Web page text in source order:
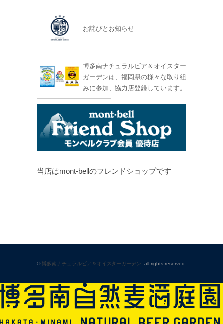
お詫びとお知らせ
博多南ナチュラルビア＆オイスター
ガーデンは、福岡県の様々な取り組
みに参加、協力店登録しています。
当店はmont-bellのフレンドショップです
©博多南ナチュラルビア＆オイスターガーデン. all rights reserved.